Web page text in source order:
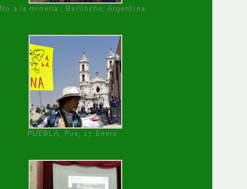
No a la minería , Bariloche, Argentina
PUEBLA, Pue, 27 Enero